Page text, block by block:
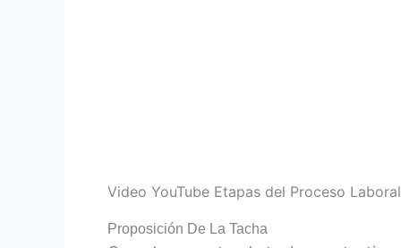
Video YouTube Etapas del Proceso
Proposición De La Tacha